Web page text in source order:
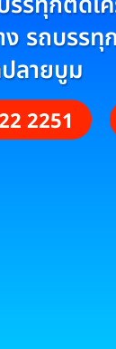
ง รถบรรทุ
ปลายบูม
2251